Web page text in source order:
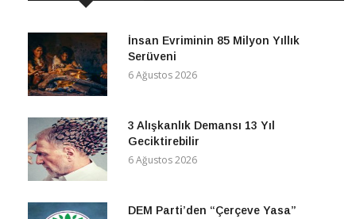
İnsan Evriminin 85 Milyon Yıllık
Serüveni
6 Ağustos 2026
3 Alışkanlık Demansı 13 Yıl
Geciktirebilir
6 Ağustos 2026
DEM Parti’den “Çerçeve Yasa”